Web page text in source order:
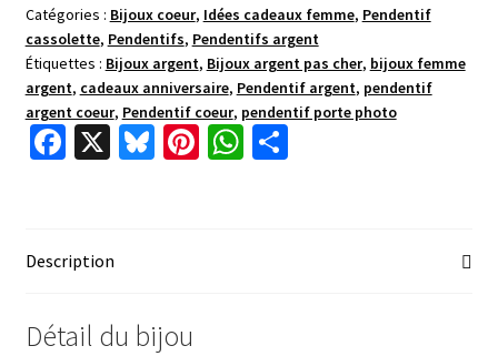
Catégories : Bijoux coeur, Idées cadeaux femme, Pendentif
cassolette, Pendentifs, Pendentifs argent
Étiquettes : Bijoux argent, Bijoux argent pas cher, bijoux femme
argent, cadeaux anniversaire, Pendentif argent, pendentif
argent coeur, Pendentif coeur, pendentif porte photo
Fa
o
o
k
X Bl Pi W P
Description
Détail du bijou